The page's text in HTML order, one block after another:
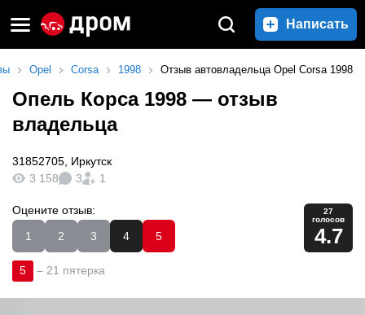
Написать
Opel Corsa 1998 Отзыв автовладельца Opel Corsa 1998
Опель Корса 1998 — отзыв
владельца
31852705 Иркутск
3 158
3 1
Оцените отзыв:
1
2 3 4 5
27
голосов
4.7
5 – 21 пятерка